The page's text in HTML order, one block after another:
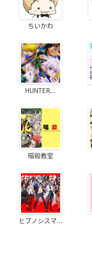
ちいかわ
HUNTER...
暗殺教室
ヒプノシスマ...